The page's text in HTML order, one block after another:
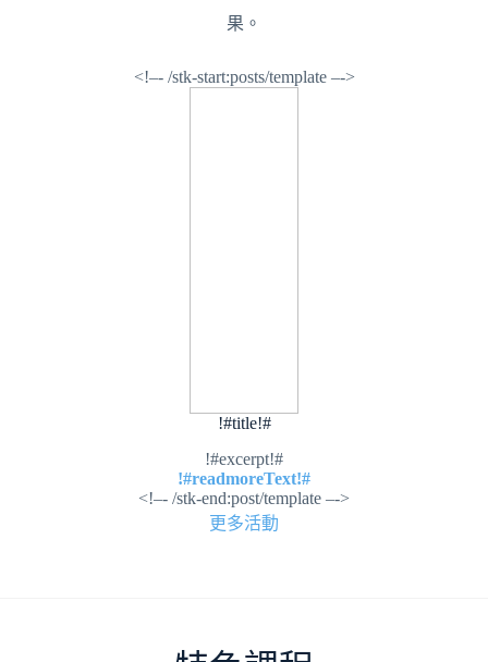
果。
<!–- /stk-start:posts/template –->
!#title!#
!#excerpt!#
!#readmoreText!#
<!–- /stk-end:post/template –->
更多活動